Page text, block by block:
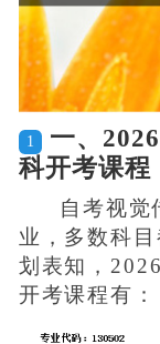
1
一、
科开考课程
自考视觉
业，多数科
划表知，
开考课程有：